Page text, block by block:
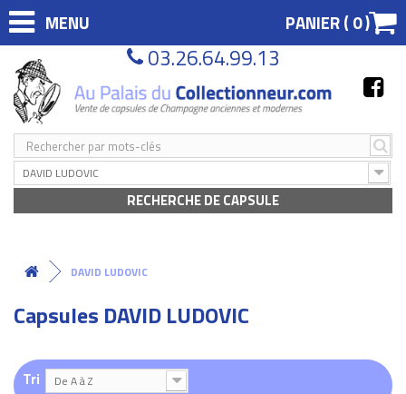
MENU PANIER (0)
03.26.64.99.13
DAVID LUDOVIC
RECHERCHE DE CAPSULE
DAVID LUDOVIC
Capsules DAVID LUDOVIC
Tri De A à Z